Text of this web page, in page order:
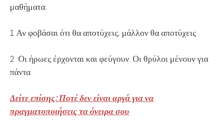
μαθήματα.
1 Αν φοβάσαι ότι θα αποτύχεις, μάλλον θα αποτύχεις
2 Οι ήρωες έρχονται και φεύγουν. Οι θρύλοι μένουν για
πάντα
Δείτε επίσης: Ποτέ δεν είναι αργά για να
πραγματοποιήσεις τα όνειρα σου